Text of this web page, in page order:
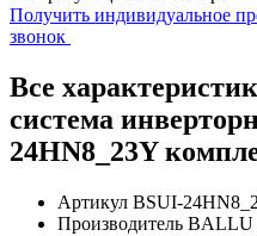
Получить индивидуальное
звонок
Все
система
24HN8_23Y
Артикул BSUI-
Производитель BALLU